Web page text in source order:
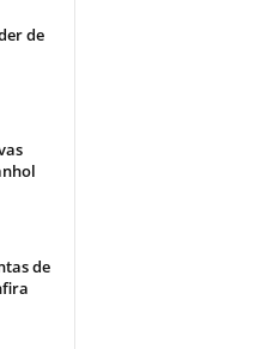
de
de